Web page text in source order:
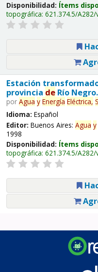
Disponibilidad: Ítems
topográfica: 621.374.5/A282/
Estación
provincia deRío Negro.
por Agua y Energía Eléctrica,
Idioma: Español
Editor: Buenos Aires: Agua y
1998
Disponibilidad: Ítems
topográfica: 621.374.5/A282/